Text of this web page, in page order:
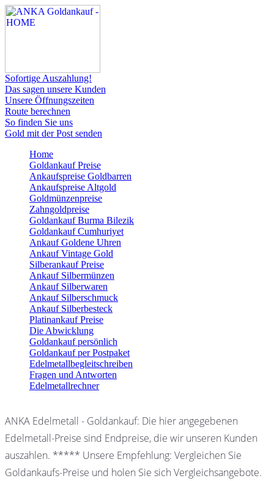
Sofortige Auszahlung!
Das sagen unsere Kunden
Unsere Öffnungszeiten
Route berechnen
So finden Sie uns
Gold mit der Post senden
Home
Goldankauf Preise
Ankaufspreise Goldbarren
Ankaufspreise Altgold
Goldmünzenpreise
Zahngoldpreise
Goldankauf Burma Bilezik
Goldankauf Cumhuriyet
Ankauf Goldene Uhren
Ankauf Vintage Gold
Silberankauf Preise
Ankauf Silbermünzen
Ankauf Silberwaren
Ankauf Silberschmuck
Ankauf Silberbesteck
Platinankauf Preise
Die Abwicklung
Goldankauf persönlich
Goldankauf per Postpaket
Edelmetallbegleitschreiben
Fragen und Antworten
Edelmetallrechner
ANKA Edelmetall - Goldankauf: Die hier angegebenen
Edelmetall-Preise sind Endpreise, die wir unseren Kunden
auszahlen. ***** Unsere Empfehlung: Vergleichen Sie
Goldankaufs-Preise und holen Sie sich Vergleichsangebote.